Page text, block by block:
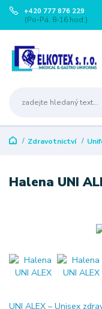
+420 777 876 229
(Po-Pá, 8-16 hod.)
Zdravotnictví
Halena UNI
UNI ALEX – Unisex